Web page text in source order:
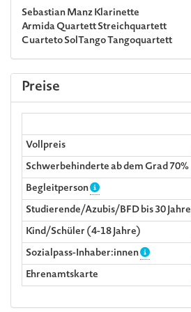
Sebastian ManzKlarinette
Armida QuartettStreichquartett
Cuarteto SolTangoTangoquartett
Preise
Vollpreis
Schwerbehinderte ab dem Grad 70%
Begleitperson
Studierende/Azubis/BFD bis 30 Jahre
Kind/Schüler (4-18 Jahre)
Sozialpass-Inhaber:innen
Ehrenamtskarte